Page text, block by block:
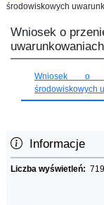
środowiskowych
Wniosek o
uwarunkowaniach
Wniosek o
środowiskowych
Informacje
Liczba wyświetleń: 719